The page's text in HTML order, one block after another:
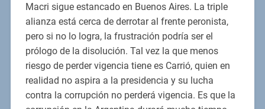
Macri sigue estancado en Buenos Aires. La triple
alianza está cerca de derrotar al frente peronista,
pero si no lo logra, la frustración podría ser el
prólogo de la disolución. Tal vez la que menos
riesgo de perder vigencia tiene es Carrió, quien en
realidad no aspira a la presidencia y su lucha
contra la corrupción no perderá vigencia. Es que la